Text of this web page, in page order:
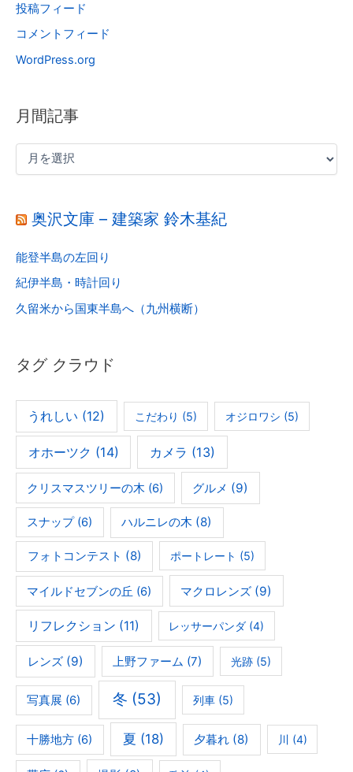
投稿フィード
コメントフィード
WordPress.org
月間記事
奥沢文庫 – 建築家 鈴木基紀
能登半島の左回り
紀伊半島・時計回り
久留米から国東半島へ（九州横断）
タグ クラウド
うれしい (12) こだわり (5) オジロワシ (5)
オホーツク (14) カメラ (13)
クリスマスツリーの木 (6) グルメ (9)
スナップ(6) ハルニレの木 (8)
フォトコンテスト (8) ポートレート (5)
マイルドセブンの丘 (6) マクロレンズ (9)
リフレクション (11) レッサーパンダ (4)
レンズ(9) 上野ファーム (7) 光跡(5)
写真展 (6) 冬 (53) 列車(5)
十勝地方 (6) 夏 (18) 夕暮れ (8) 川 (4)